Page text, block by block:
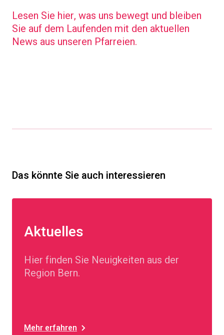
Lesen Sie hier, was uns bewegt und bleiben
Sie auf dem Laufenden mit den aktuellen
News aus unseren Pfarreien.
Das könnte Sie auch interessieren
Aktuelles
Hier finden Sie Neuigkeiten aus der
Region Bern.
Mehr erfahren